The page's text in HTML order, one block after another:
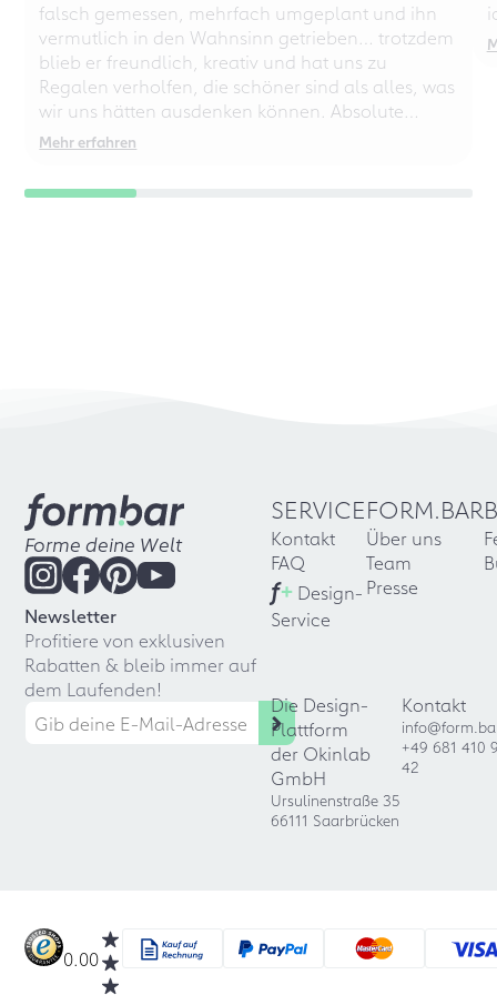
falsch gemessen, mehrfach umgeplant und ihn
vermutlich in den Wahnsinn getrieben… trotzdem
blieb er freundlich, kreativ und hat uns zu
Regalen verholfen, die schöner sind als alles, was
wir uns hätten ausdenken können. Absolute
Empfehlung – auch für chaotische
Mehr erfahren
Forme deine Welt
Newsletter
Profitiere von exklusiven
Rabatten & bleib immer auf
dem Laufenden!
SERVICE
Kontakt
FAQ
f+ Design-
Service
FORM.BAR
Über uns
Team
Presse
Die Design-
Plattform
der Okinlab
GmbH
Ursulinenstraße 35
66111 Saarbrücken
Kontakt
+49 681 410
42
0.00